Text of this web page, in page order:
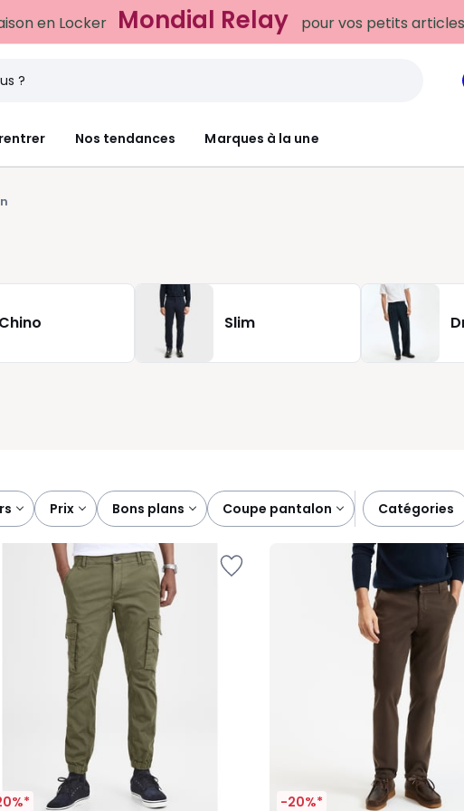
en Locker Mondial Relay pour vos petits articles
Nos tendances Marques à la une
Chino Slim
prix bons plans coupe pantalon catégories
-20%*